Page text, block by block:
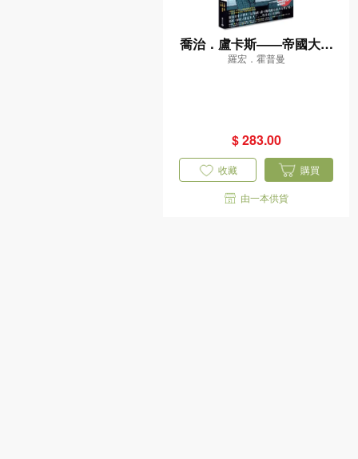
喬治．盧卡斯——帝國大反
擊（Fnac × France Inter
羅宏．霍普曼
$ 283.00
收藏 購買
由一本供貨